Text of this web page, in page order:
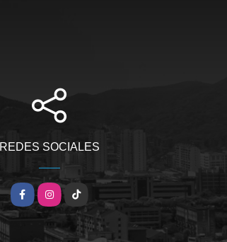
REDES SOCIALES
FacebookInstagramTikTok